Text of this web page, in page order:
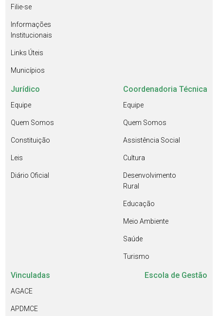
Filie-se
Informações
Institucionais
Links Úteis
Municípios
Jurídico
Equipe
Quem Somos
Constituição
Leis
Diário Oficial
Coordenadoria Técnica
Equipe
Quem Somos
Assistência Social
Cultura
Desenvolvimento
Rural
Educação
Meio Ambiente
Saúde
Turismo
Vinculadas
AGACE
APDMCE
Escola de Gestão